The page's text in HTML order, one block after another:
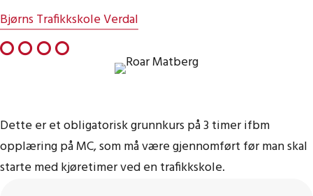
Bjørns Trafikkskole Verdal
Dette er et obligatorisk grunnkurs på 3 timer ifbm
opplæring på MC, som må være gjennomført før man skal
starte med kjøretimer ved en trafikkskole.